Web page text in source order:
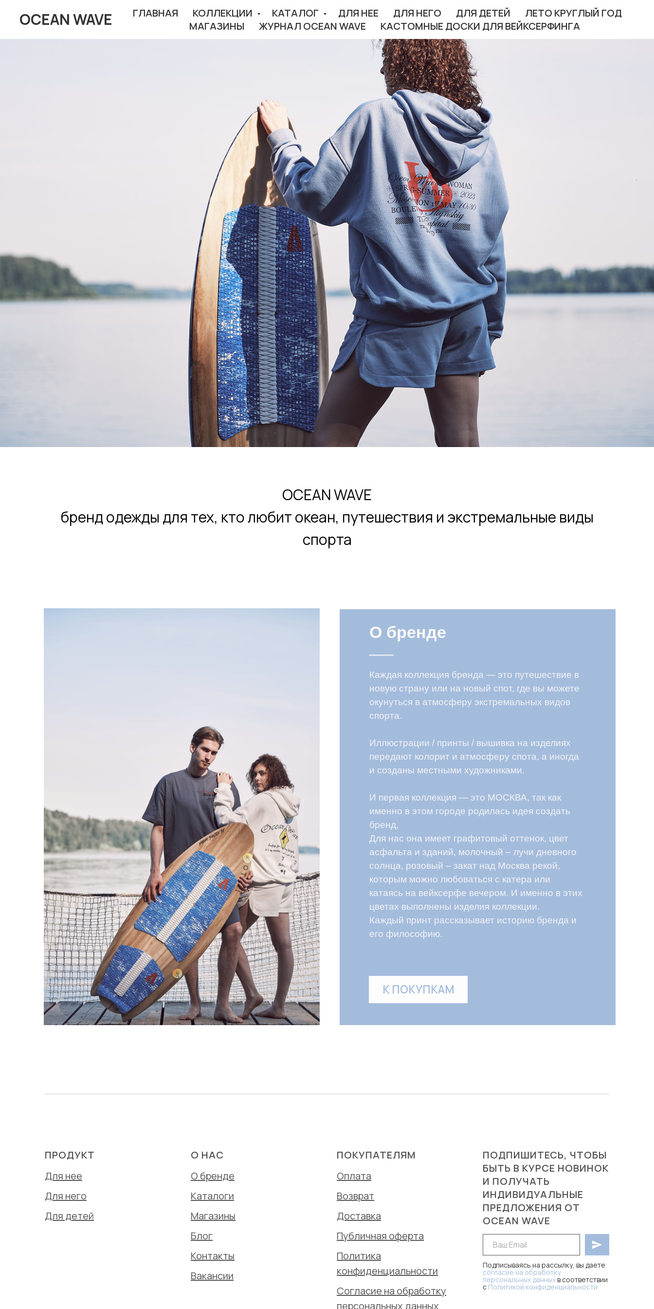
OCEAN WAVE ГЛАВНАЯ КОЛЛЕКЦИИ КАТАЛОГ ДЛЯ НЕЕ ДЛЯ НЕГО ДЛЯ ДЕТЕЙ
ЛЕТО КРУГЛЫЙ ГОД
МАГАЗИНЫ
ЖУРНАЛ OCEAN WAVE КАСТОМНЫЕ ДОСКИ ДЛЯ ВЕЙКСЕРФИНГА
OCEAN WAVE
бренд одежды для тех, кто любит океан, путешествия и экстремальные виды
спорта
окунуться в атмосферу экстремальных видов
передают колорит и атмосферу спота, а иногда
и созданы местными художниками.
И первая коллекция — это МОСКВА, так как
Для нас она имеет графитовый оттенок, цвет
асфальта и зданий, молочный – лучи дневного
солнца, розовый – закат над Москва рекой,
катаясь на вейксерфе вечером. И именно в этих
цветах выполнены изделия коллекции.
Каждый принт рассказывает историю бренда и
его философию.
К ПОКУПКАМ
ПРОДУКТ
Для нее
Для него
Для детей
О НАС
О бренде
Каталоги
Магазины
Блог
Контакты
Вакансии
ПОКУПАТЕЛЯМ
Оплата
Возврат
Доставка
Публичная оферта
Политика
конфиденциальности
Согласие на обработку
персональных данных
ПОДПИШИТЕСЬ, ЧТОБЫ
БЫТЬ В КУРСЕ НОВИНОК
И ПОЛУЧАТЬ
ИНДИВИДУАЛЬНЫЕ
ПРЕДЛОЖЕНИЯ ОТ
OCEAN WAVE
Подписываясь на рассылку, вы даете
согласие на обработку
персональных данныхв соответствии
с Политикой конфиденциальности
так же на получение маркетинговых и